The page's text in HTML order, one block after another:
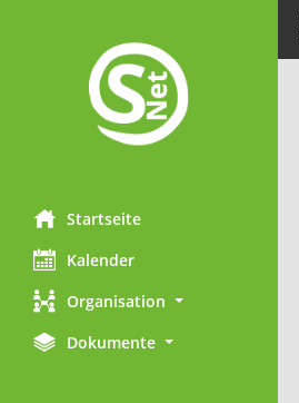
Startseite
Kalender
Organisation
Dokumente